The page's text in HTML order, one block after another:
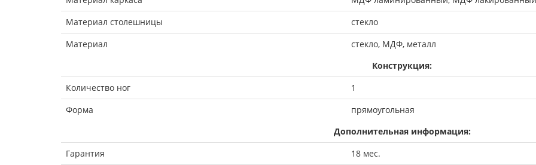
Материал столешницы
стекло
Материал
стекло, МДФ, металл
Конструкция:
Количество ног
1
Форма
прямоугольная
Дополнительная информация:
Гарантия
18 мес.